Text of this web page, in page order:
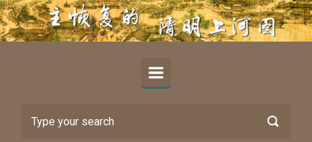
Skip to main content